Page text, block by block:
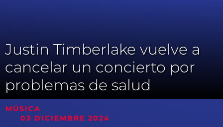
Justin Timberlake vuelve a
cancelar un concierto por
problemas de salud
MÚSICA
03 DICIEMBRE 2024